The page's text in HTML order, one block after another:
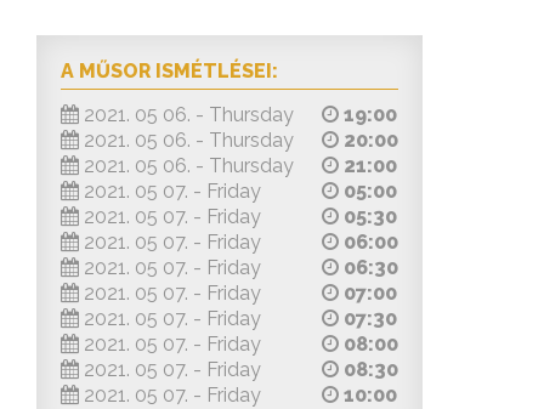
A MŰSOR ISMÉTLÉSEI:
2021. 05 06. - Thursday
19:00
2021. 05 06. - Thursday
20:00
2021. 05 06. - Thursday
21:00
2021. 05 07. - Friday
05:00
2021. 05 07. - Friday
05:30
2021. 05 07. - Friday
06:00
2021. 05 07. - Friday
06:30
2021. 05 07. - Friday
07:00
2021. 05 07. - Friday
07:30
2021. 05 07. - Friday
08:00
2021. 05 07. - Friday
08:30
2021. 05 07. - Friday
10:00